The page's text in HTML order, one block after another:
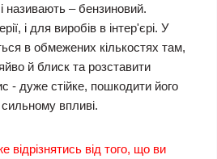
називають – бензиновий.
і для виробів в інтер'єрі. У
в обмежених кількостях там,
й блиск та розставити
- дуже стійке, пошкодити його
впливі.
відрізнятись від того, що ви